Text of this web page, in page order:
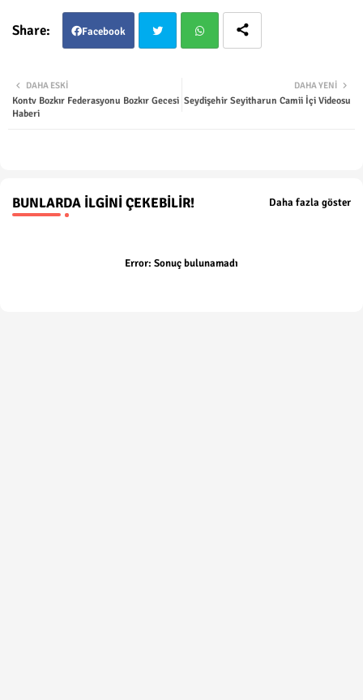
Facebook
ter tsap
DAHA YENI
Seydişehir Seyitharun Camii İçi Videosu
DAHA ESKI
Kontv Bozkır Federasyonu Bozkır Gecesi
Haberi
BUNLARDA İLGINI ÇEKEBILIR! Daha fazla göster
Error: Sonuç bulunamadı